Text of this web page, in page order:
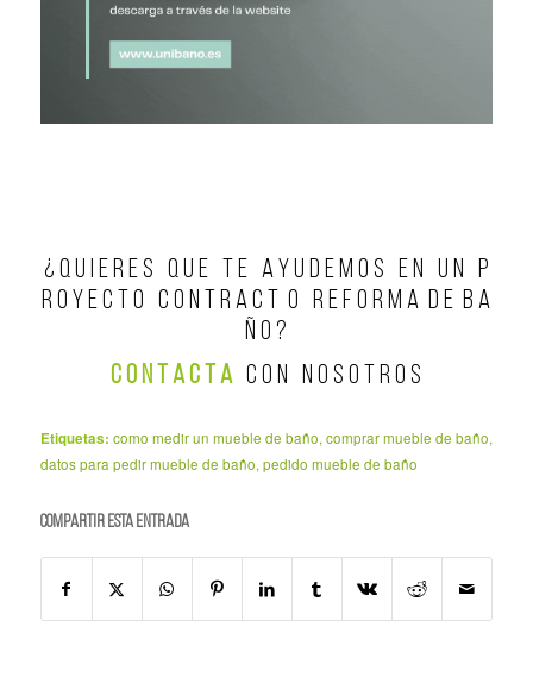
¿ Q U I E R E S Q U E T E A Y U D E M O S E N U N P
R O Y E C T O C O N T R A C T O R E F O R M A D E B A
Ñ O ?
C O N T A C T AC O N N O S O T R O S
Etiquetas: como medir un mueble de baño, comprar mueble de baño,
datos para pedir mueble de baño, pedido mueble de baño
Compartir esta entrada